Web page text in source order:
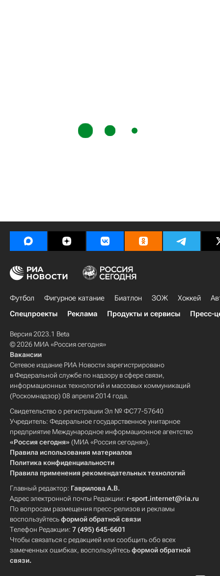
Футбол Фигурное катание Биатлон ЗОЖ Хоккей
Спецпроекты
Реклама Продукты и сервисы Пресс-
Версия 2023.1 Beta
© 2026 МИА «Россия сегодня»
Вакансии
Сетевое издание РИА Новости зарегистрировано
в Федеральной службе по надзору в сфере связи,
информационных технологий и массовых коммуникаций
(Роскомнадзор) 08 апреля 2014 года.
Свидетельство о регистрации Эл № ФС77-57640
Учредитель: Федеральное государственное унитарное
предприятие Международное информационное агентство
«Россия сегодня» (МИА «Россия сегодня»).
Правила использования материалов
Политика конфиденциальности
Правила применения рекомендательных технологий
Главный редактор: Гаврилова А.В.
Адрес электронной почты Редакции: r-sport.internet@ria.ru
По вопросам размещения пресс-релизов и рекламы
воспользуйтесьформой обратной связи
Телефон Редакции: 7 (495) 645-6601
Чтобы связаться с редакцией или сообщить обо всех
замеченных ошибках, воспользуйтесьформой обратной
связи.